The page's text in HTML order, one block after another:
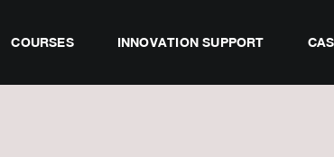
COURSES INNOVATION SUPPORT